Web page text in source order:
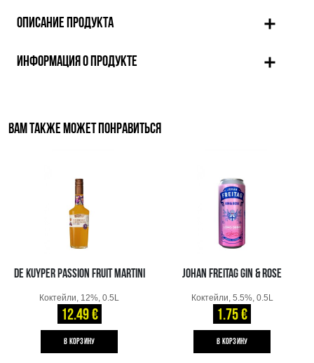
ОПИСАНИЕ ПРОДУКТА
ИНФОРМАЦИЯ О ПРОДУКТЕ
ВАМ ТАКЖЕ МОЖЕТ ПОНРАВИТЬСЯ
DE KUYPER PASSION FRUIT MARTINI
Коктейли, 12%, 0.5L
12.49 €
B КОРЗИНУ
JOHAN FREITAG GIN & ROSE
Коктейли, 5.5%, 0.5L
1.75 €
B КОРЗИНУ